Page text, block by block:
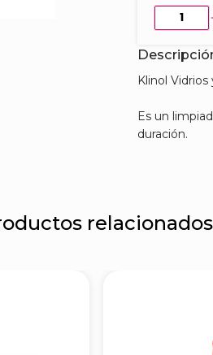
Klinol
Es un
duración.
relacionados